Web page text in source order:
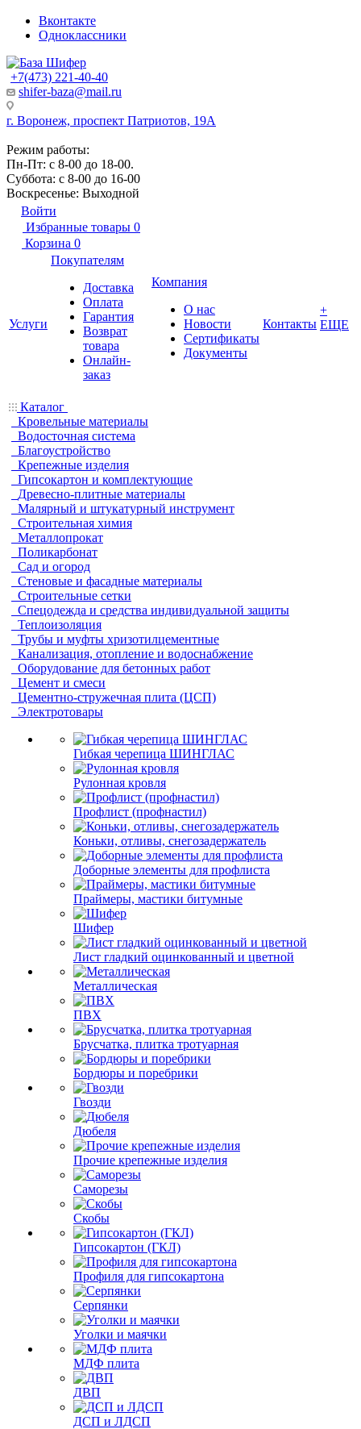
Вконтакте
Одноклассники
+7(473) 221-40-40
shifer-baza@mail.ru
г. Воронеж, проспект Патриотов, 19А
Режим работы:
Пн-Пт: с 8-00 до 18-00.
Суббота: с 8-00 до 16-00
Воскресенье: Выходной
Войти
Избранные товары 0
Корзина 0
Услуги
Покупателям
Доставка
Оплата
Гарантия
Возврат
товара
Онлайн-
заказ
Компания
О нас
Новости
Сертификаты
Документы
Контакты
+
ЕЩЕ
Каталог
Кровельные материалы
Водосточная система
Благоустройство
Крепежные изделия
Гипсокартон и комплектующие
Древесно-плитные материалы
Малярный и штукатурный инструмент
Строительная химия
Металлопрокат
Поликарбонат
Сад и огород
Стеновые и фасадные материалы
Строительные сетки
Спецодежда и средства индивидуальной защиты
Теплоизоляция
Трубы и муфты хризотилцементные
Канализация, отопление и водоснабжение
Оборудование для бетонных работ
Цемент и смеси
Цементно-стружечная плита (ЦСП)
Электротовары
Гибкая черепица ШИНГЛАС
Рулонная кровля
Профлист (профнастил)
Коньки, отливы, снегозадержатель
Доборные элементы для профлиста
Праймеры, мастики битумные
Шифер
Лист гладкий оцинкованный и цветной
Металлическая
ПВХ
Брусчатка, плитка тротуарная
Бордюры и поребрики
Гвозди
Дюбеля
Прочие крепежные изделия
Саморезы
Скобы
Гипсокартон (ГКЛ)
Профиля для гипсокартона
Серпянки
Уголки и маячки
МДФ плита
ДВП
ДСП и ЛДСП